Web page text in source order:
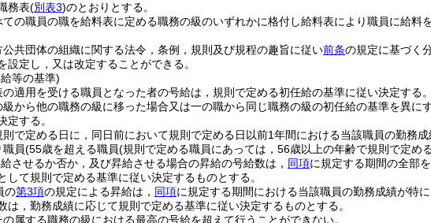
務表(別表3)のとおりとする。
の職員の職を給料表に定める職務の級のいずれかに格付し給料表により職員に給料
共団体の組織に関する法令，条例，規則及び規程の趣旨に従い前条の規定に基づく
設定し，又は改定することができる。
等の基準)
適用を受ける職員となった者の号給は，規則で定める初任給の基準に従い決定する。
から他の職務の級に移った場合又は一の職から同じ職務の級の初任給の基準を異に
定する。
で定める日に，同日前において規則で定める日以前1年間における当該職員の勤務成
員(55歳を超える職員(規則で定める職員にあっては，56歳以上の年齢で規則で定める
させるか否か，及び昇給させる場合の昇給の号給数は， 同項に規定する期間の全部
して規則で定める基準に従い決定するものとする。
の第3項の規定による昇給は， 同項に規定する期間における当該職員の勤務成績が特
は，勤務成績に応じて規則で定める基準に従い決定するものとする。
属する職務の級における最高の号給を超えて行うことができない。